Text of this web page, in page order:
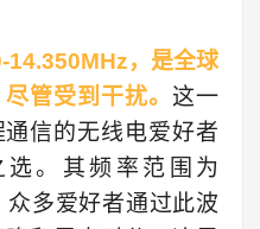
14.350MHz，是全球
管受到干扰。 这一
信的无线电爱好者
。其频率范围为
多爱好者通过此波